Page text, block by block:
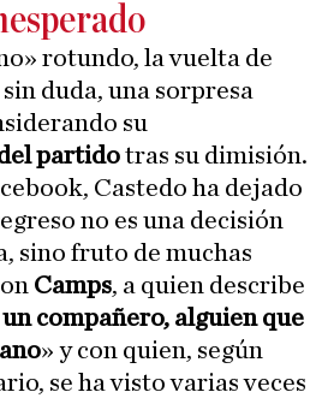
rotundo, la vuelta de
duda, una sorpresa
su
partidotras su dimisión.
Castedo ha dejado
no es una decisión
sino fruto de muchas
Camps, a quien describe
compañero, alguien que
» y con quien, según
se ha visto varias veces